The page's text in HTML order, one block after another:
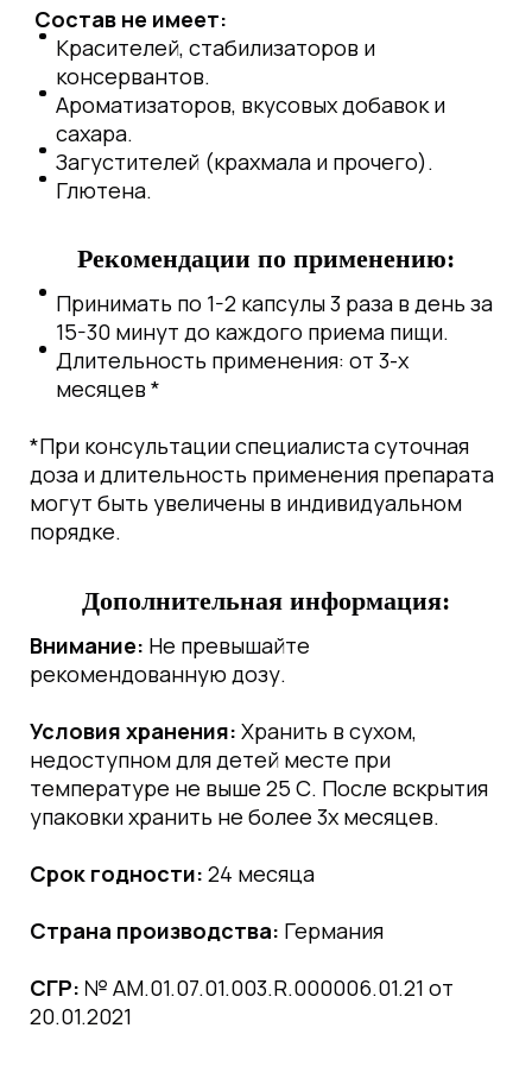
Состав не имеет:
Красителей, стабилизаторов и
консервантов.
Ароматизаторов, вкусовых добавок и
сахара.
Загустителей (крахмала и прочего).
Глютена.
Рекомендации по применению:
Принимать по 1-2 капсулы 3 раза в день за
15-30 минут до каждого приема пищи.
Длительность применения: от 3-х
месяцев *
*При консультации специалиста суточная
доза и длительность применения препарата
могут быть увеличены в индивидуальном
порядке.
Дополнительная информация:
Внимание: Не превышайте
рекомендованную дозу.
Условия хранения: Хранить в сухом,
недоступном для детей месте при
температуре не выше 25 С. После вскрытия
упаковки хранить не более 3х месяцев.
Срок годности: 24 месяца
Страна производства: Германия
СГР: № АМ.01.07.01.003.R.000006.01.21 от
20.01.2021